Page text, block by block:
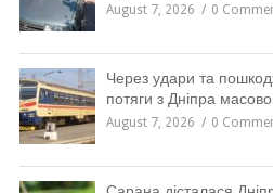
August 7, 2026 0
Через удари та
потяги з Дніпра
August 7, 2026 0